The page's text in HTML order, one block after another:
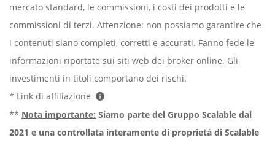
mercato standard, le commissioni, i costi dei prodotti e le
commissioni di terzi. Attenzione: non possiamo garantire che
i contenuti siano completi, corretti e accurati. Fanno fede le
informazioni riportate sui siti web dei broker online. Gli
investimenti in titoli comportano dei rischi.
* Link di affiliazione
** Nota importante: Siamo parte del Gruppo Scalable dal
2021 e una controllata interamente di proprietà di Scalable